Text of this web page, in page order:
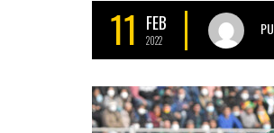
11 FEB
2022